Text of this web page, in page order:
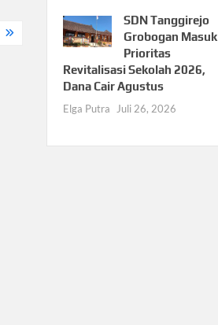
SDN Tanggirejo
Grobogan Masuk
Prioritas
Revitalisasi Sekolah 2026,
Dana Cair Agustus
Elga Putra Juli 26, 2026